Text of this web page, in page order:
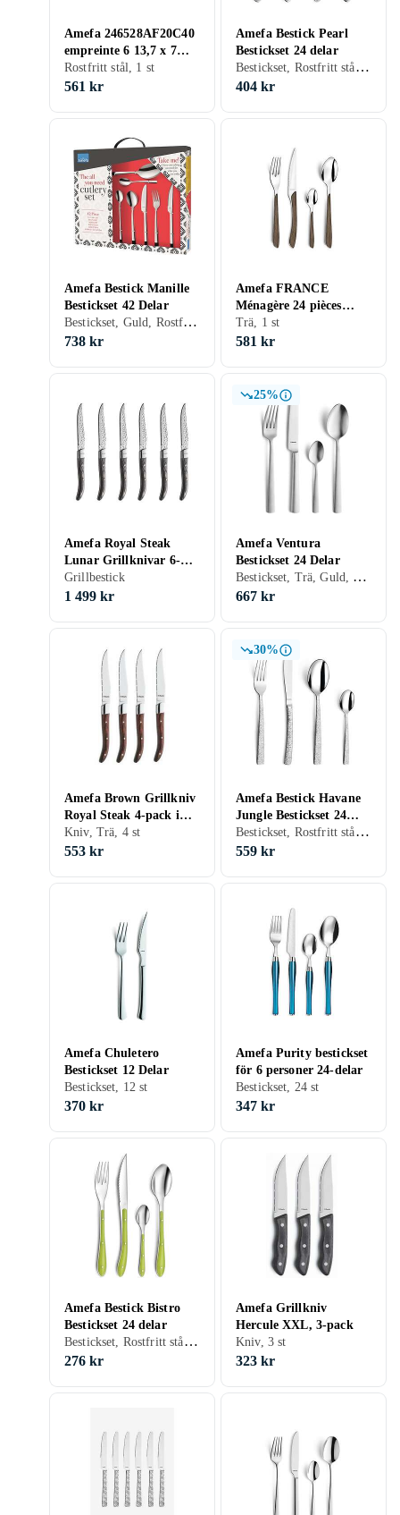
Amefa 246528AF20C40
empreinte 6 13,7 x 7
26,5 cm 24P
Rostfritt stål, 1 st
561 kr
Amefa Bestick Pearl
Bestickset 24 delar
Bestickset, Rostfritt stål, 24 st
404 kr
Amefa Bestick Manille
Bestickset 42 Delar
Bestickset, Guld, Rostfritt stål, 42 st
738 kr
Amefa FRANCE
Ménagère 24 pièces
manches plastique effet
bois
Trä, 1 st
581 kr
Amefa Royal Steak
Lunar Grillknivar 6-
pack
Grillbestick
1 499 kr
25%
Amefa Ventura
Bestickset 24 Delar
Bestickset, Trä, Guld, Rostfritt stål, 24 st
667 kr
Amefa Brown Grillkniv
Royal Steak 4-pack i
Trälåda
Kniv, Trä, 4 st
553 kr
30%
Amefa Bestick Havane
Jungle Bestickset 24
delar
Bestickset, Rostfritt stål, 24 st
559 kr
Amefa Chuletero
Bestickset 12 Delar
Bestickset, 12 st
370 kr
Amefa Purity bestickset
för 6 personer 24-delar
Bestickset, 24 st
347 kr
Amefa Bestick Bistro
Bestickset 24 delar
Bestickset, Rostfritt stål, 24 st
276 kr
Amefa Grillkniv
Hercule XXL, 3-pack
Kniv, 3 st
323 kr